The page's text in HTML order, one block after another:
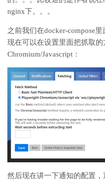
nginx下。。。
之前我们在docker-compose
现在可以在设置里面把抓取
Chromium/Javascript：
然后现在讲一下通知的配置